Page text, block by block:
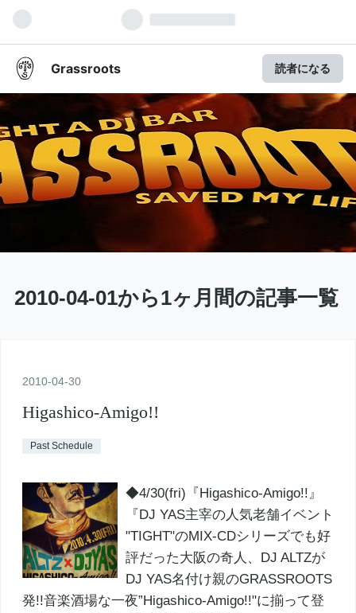
Grassroots 読者になる
2010-04-01から1ヶ月間の記事一覧
2010-04-30
Higashico-Amigo!!
Past Schedule
◆4/30(fri)『Higashico-Amigo!!』
『DJ YAS主宰の人気老舗イベント
"TIGHT"のMIX-CDシリーズでも好
評だった大阪の奇人、DJ ALTZが
DJ YAS名付け親のGRASSROOTS
発!!音楽酒場な一夜”Higashico-Amigo!!"に揃って登